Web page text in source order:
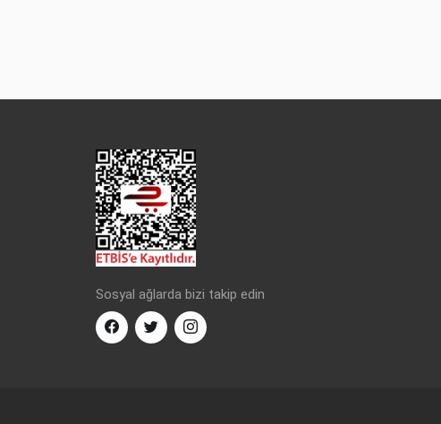
Sosyal ağlarda bizi takip edin